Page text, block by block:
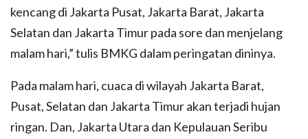
kencang di Jakarta Pusat, Jakarta Barat, Jakarta
Selatan dan Jakarta Timur pada sore dan menjelang
malam hari,” tulis BMKG dalam peringatan dininya.
Pada malam hari, cuaca di wilayah Jakarta Barat,
Pusat, Selatan dan Jakarta Timur akan terjadi hujan
ringan. Dan, Jakarta Utara dan Kepulauan Seribu